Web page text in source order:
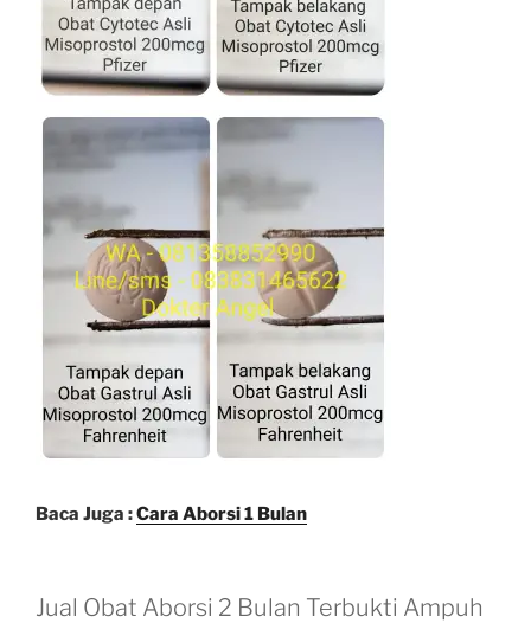
Baca Juga :Cara Aborsi 1 Bulan
Jual Obat Aborsi 2 Bulan Terbukti Ampuh